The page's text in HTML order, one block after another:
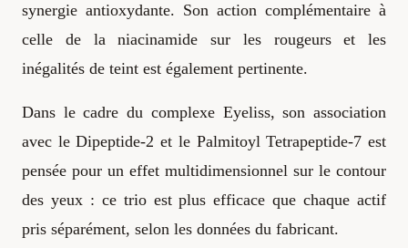
synergie antioxydante. Son action complémentaire à
celle de la niacinamide sur les rougeurs et les
inégalités de teint est également pertinente.
Dans le cadre du complexe Eyeliss, son association
avec le Dipeptide-2 et le Palmitoyl Tetrapeptide-7 est
pensée pour un effet multidimensionnel sur le contour
des yeux : ce trio est plus efficace que chaque actif
pris séparément, selon les données du fabricant.